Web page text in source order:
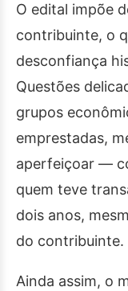
O edital impõe
contribuinte, o
desconfiança
Questões
grupos
emprestadas,
aperfeiçoar —
quem teve
dois anos,
do contribuinte.
Ainda assim, o